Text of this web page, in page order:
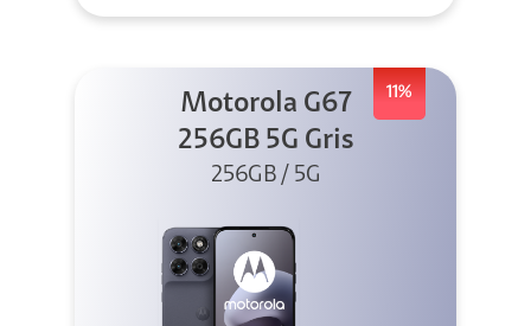
11%
Motorola G67
256GB 5G Gris
256GB / 5G